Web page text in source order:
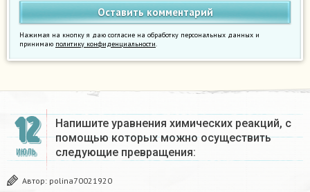
Нажимая на кнопку я даю согласие на обработку персональных данных и
принимаю политику конфиденциальности.
12
ИЮЛЬ
Напишите уравнения химических реакций, с
помощью которых можно осуществить
следующие превращения:​
Автор: polina70021920